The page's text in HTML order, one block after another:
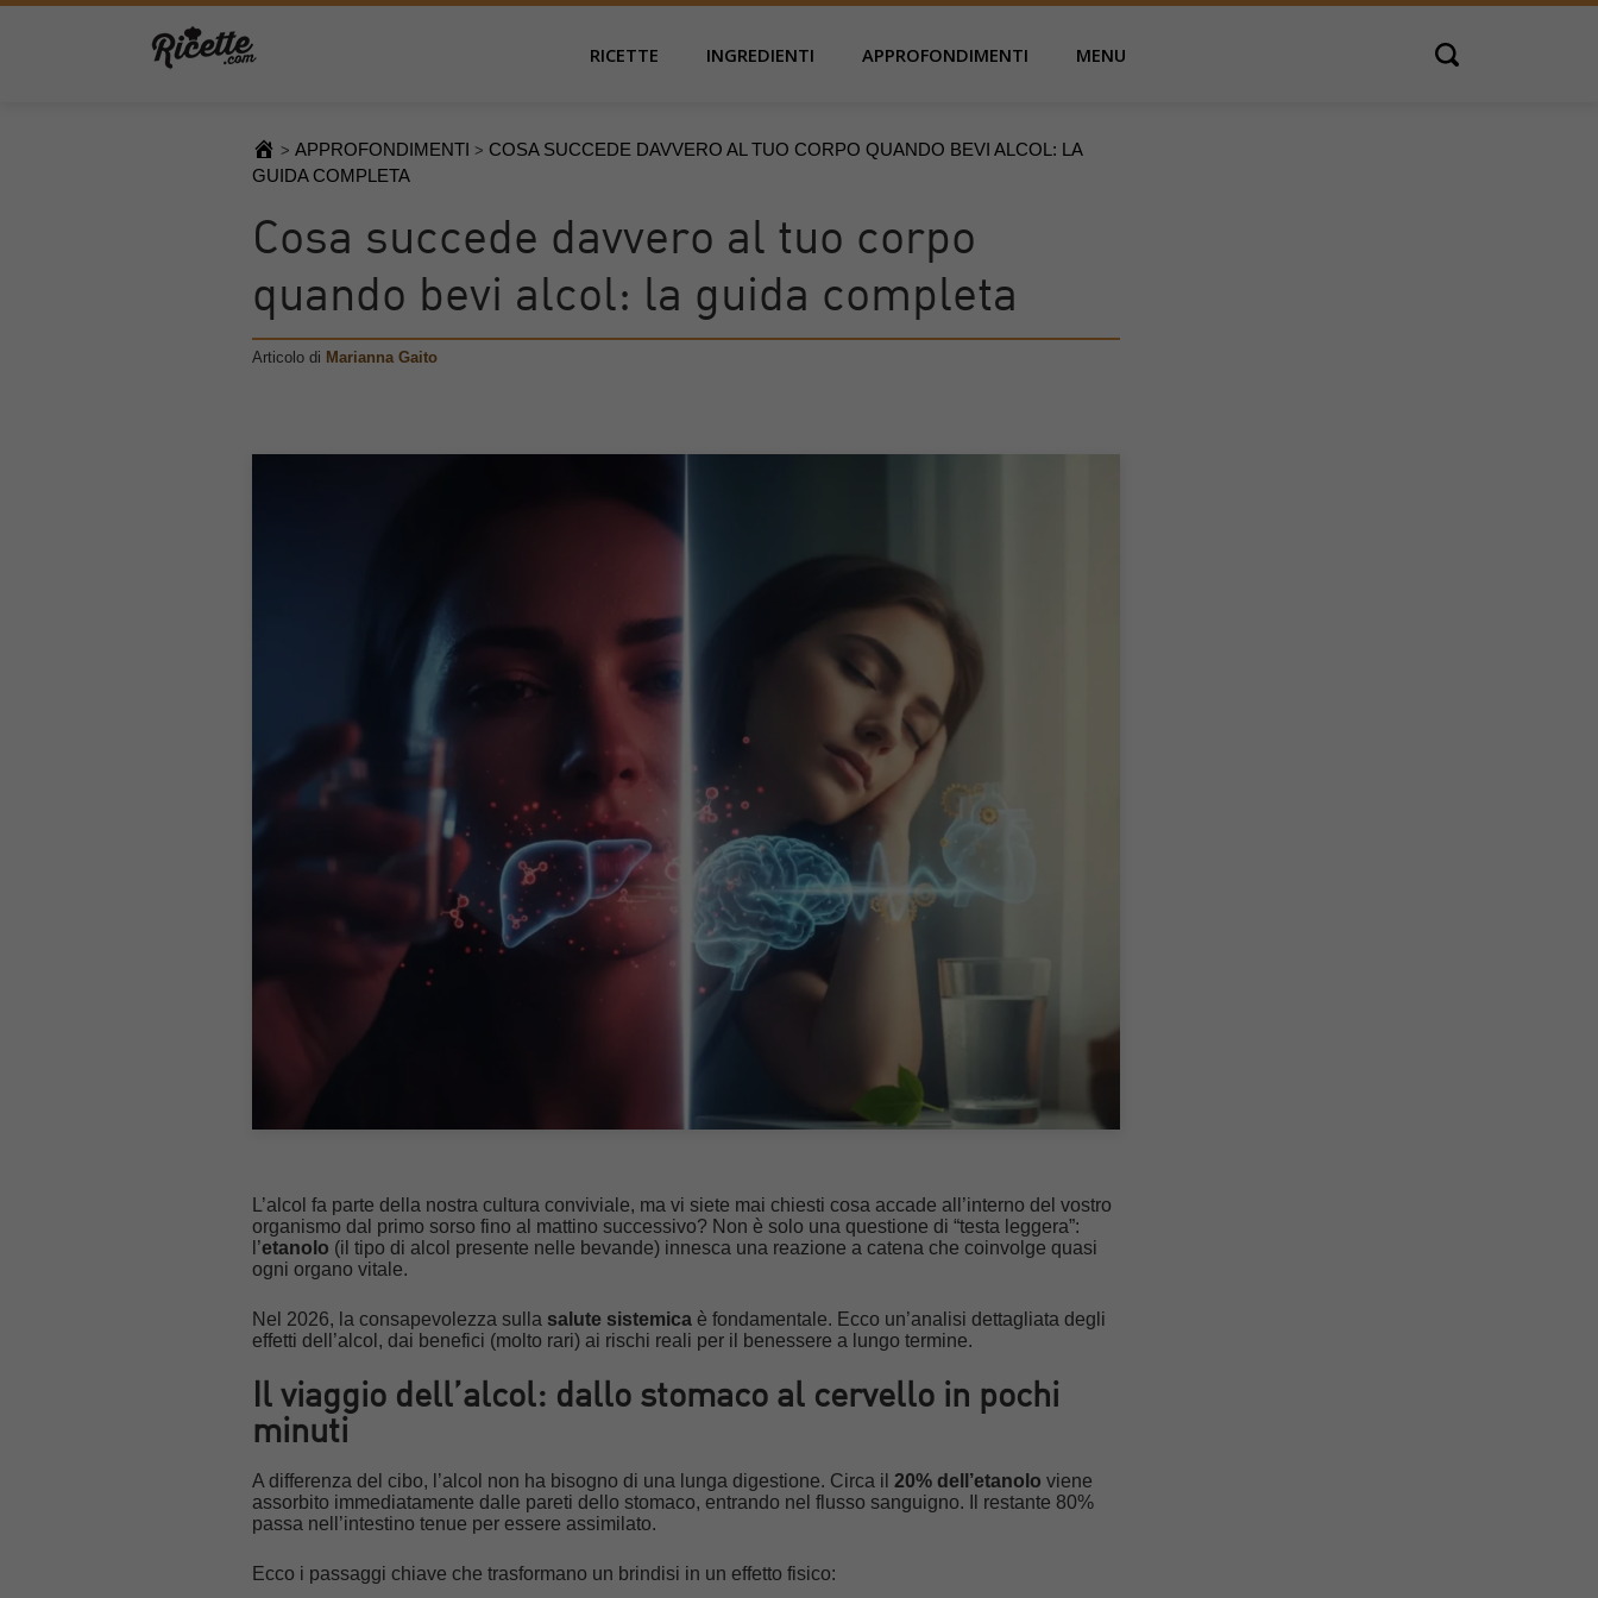
RICETTE INGREDIENTI APPROFONDIMENTI MENU Open search
> APPROFONDIMENTI > COSA SUCCEDE DAVVERO AL TUO CORPO QUANDO BEVI ALCOL: LA
GUIDA COMPLETA
Cosa succede davvero al tuo corpo
quando bevi alcol: la guida completa
Articolo di Marianna Gaito
L’alcol fa parte della nostra cultura conviviale, ma vi siete mai chiesti cosa accade all’interno del vostro
organismo dal primo sorso fino al mattino successivo? Non è solo una questione di “testa leggera”:
l’etanolo (il tipo di alcol presente nelle bevande) innesca una reazione a catena che coinvolge quasi
ogni organo vitale.
Nel 2026, la consapevolezza sulla salute sistemica è fondamentale. Ecco un’analisi dettagliata degli
effetti dell’alcol, dai benefici (molto rari) ai rischi reali per il benessere a lungo termine.
Il viaggio dell’alcol: dallo stomaco al cervello in pochi
minuti
A differenza del cibo, l’alcol non ha bisogno di una lunga digestione. Circa il 20% dell’etanolo viene
assorbito immediatamente dalle pareti dello stomaco, entrando nel flusso sanguigno. Il restante 80%
passa nell’intestino tenue per essere assimilato.
Ecco i passaggi chiave che trasformano un brindisi in un effetto fisico: